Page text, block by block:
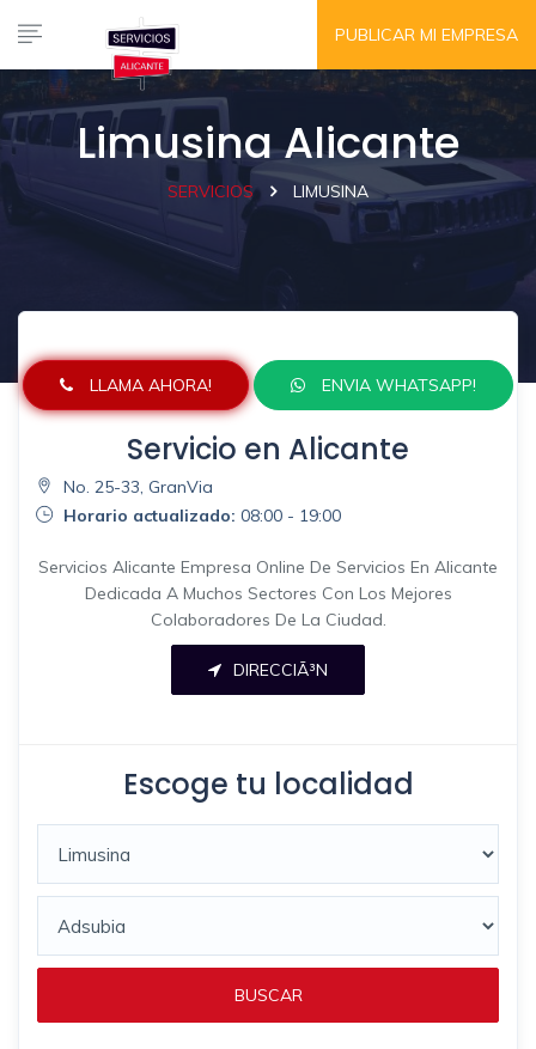
PUBLICAR MI EMPRESA
Limusina Alicante
SERVICIOS LIMUSINA
LLAMA AHORA! ENVIA WHATSAPP!
Servicio en Alicante
No. 25-33, GranVia
Horario actualizado: 08:00 - 19:00
Servicios Alicante Empresa Online De Servicios En Alicante
Dedicada A Muchos Sectores Con Los Mejores
Colaboradores De La Ciudad.
DIRECCIÃ³N
Escoge tu localidad
BUSCAR